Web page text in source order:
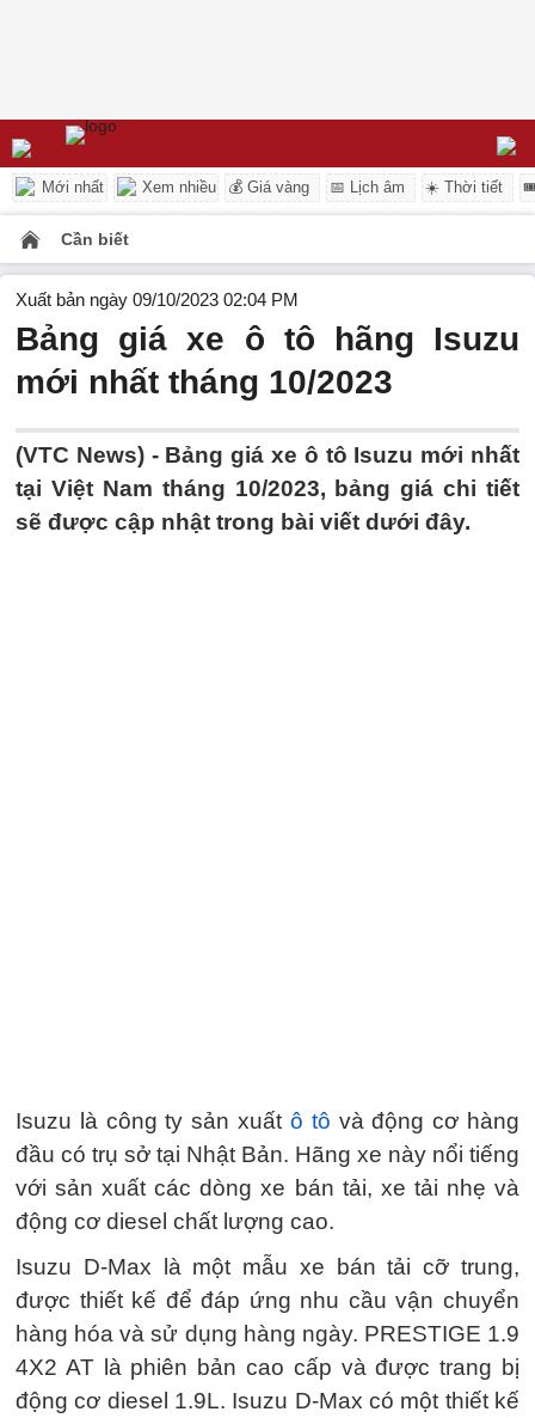
Mới nhất Xem nhiều 💰 Giá vàng 📅 Lịch âm ☀️ Thời tiết
Cần biết
Xuất bản ngày 09/10/2023 02:04 PM
Bảng giá xe ô tô hãng Isuzu
mới nhất tháng 10/2023
(VTC News) - Bảng giá xe ô tô Isuzu mới nhất
tại Việt Nam tháng 10/2023, bảng giá chi tiết
sẽ được cập nhật trong bài viết dưới đây.
Isuzu là công ty sản xuất ô tô và động cơ hàng
đầu có trụ sở tại Nhật Bản. Hãng xe này nổi tiếng
với sản xuất các dòng xe bán tải, xe tải nhẹ và
động cơ diesel chất lượng cao.
Isuzu D-Max là một mẫu xe bán tải cỡ trung,
được thiết kế để đáp ứng nhu cầu vận chuyển
hàng hóa và sử dụng hàng ngày. PRESTIGE 1.9
4X2 AT là phiên bản cao cấp và được trang bị
động cơ diesel 1.9L. Isuzu D-Max có một thiết kế